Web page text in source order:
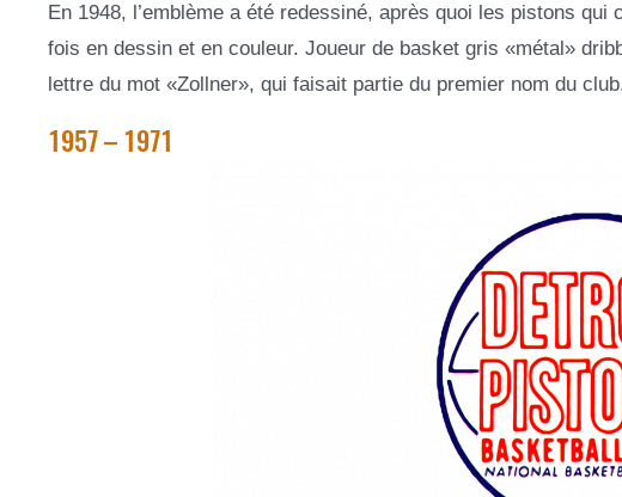
En 1948, l’emblème a été redessiné, après quoi les pistons
fois en dessin et en couleur. Joueur de basket gris «métal»
lettre du mot «Zollner», qui faisait partie du premier nom du
1957 – 1971